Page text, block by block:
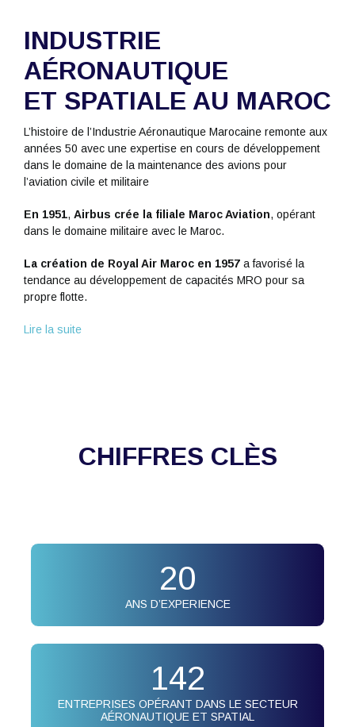
INDUSTRIE
AÉRONAUTIQUE
ET SPATIALE AU MAROC
L’histoire de l’Industrie Aéronautique Marocaine remonte aux
années 50 avec une expertise en cours de développement
dans le domaine de la maintenance des avions pour
l’aviation civile et militaire
En 1951, Airbus crée la filiale Maroc Aviation, opérant
dans le domaine militaire avec le Maroc.
La création de Royal Air Maroc en 1957a favorisé la
tendance au développement de capacités MRO pour sa
propre flotte.
Lire la suite
CHIFFRES CLÈS
20
ANS D’EXPERIENCE
142
ENTREPRISES OPÉRANT DANS LE SECTEUR
AÉRONAUTIQUE ET SPATIAL